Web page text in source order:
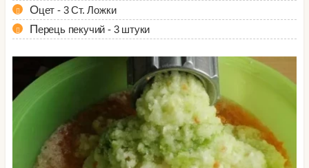
Оцет - 3 Ст. Ложки
Перець пекучий - 3 штуки